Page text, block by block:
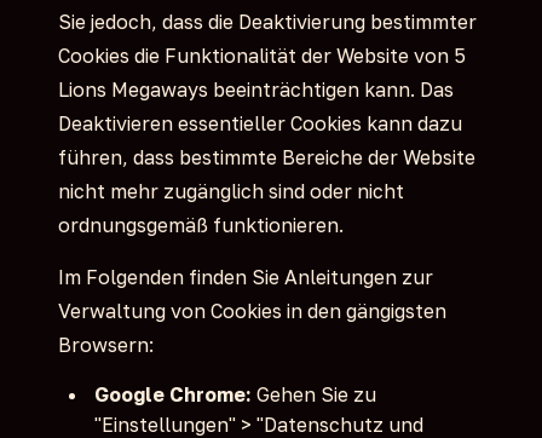
Sie jedoch, dass die Deaktivierung bestimmter
Cookies die Funktionalität der Website von 5
Lions Megaways beeinträchtigen kann. Das
Deaktivieren essentieller Cookies kann dazu
führen, dass bestimmte Bereiche der Website
nicht mehr zugänglich sind oder nicht
ordnungsgemäß funktionieren.
Im Folgenden finden Sie Anleitungen zur
Verwaltung von Cookies in den gängigsten
Browsern:
Google Chrome: Gehen Sie zu
"Einstellungen" > "Datenschutz und